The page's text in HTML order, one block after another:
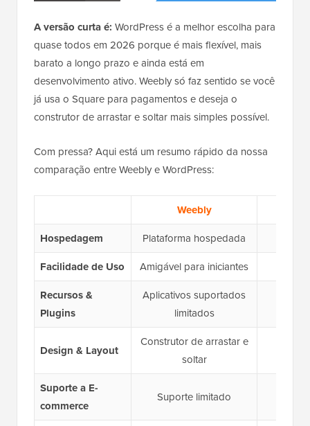
A versão curta é: WordPress é a melhor escolha para
quase todos em 2026 porque é mais flexível, mais
barato a longo prazo e ainda está em
desenvolvimento ativo. Weebly só faz sentido se você
já usa o Square para pagamentos e deseja o
construtor de arrastar e soltar mais simples possível.
Com pressa? Aqui está um resumo rápido da nossa
comparação entre Weebly e WordPress:
Weebly
Hospedagem
Plataforma hospedada
Facilidade de Uso Amigável para iniciantes
Recursos &
Plugins
Aplicativos suportados
limitados
Design & Layout
Construtor de arrastar e
soltar
Suporte a E-
commerce
Suporte limitado